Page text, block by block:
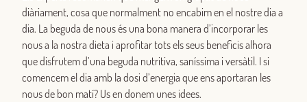
diàriament, cosa que normalment no encabim en el nostre dia a
dia. La beguda de nous és una bona manera d’incorporar les
nous a la nostra dieta i aprofitar tots els seus beneficis alhora
que disfrutem d’una beguda nutritiva, saníssima i versàtil. I si
comencem el dia amb la dosi d’energia que ens aportaran les
nous de bon matí? Us en donem unes idees.